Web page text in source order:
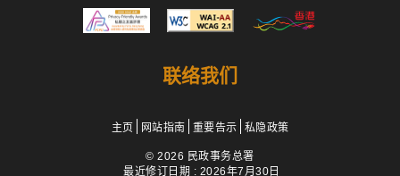
联络我们
主页 网站指南 重要告示 私隐政策
© 2026 民政事务总署
最近修订日期 : 2026年7月30日